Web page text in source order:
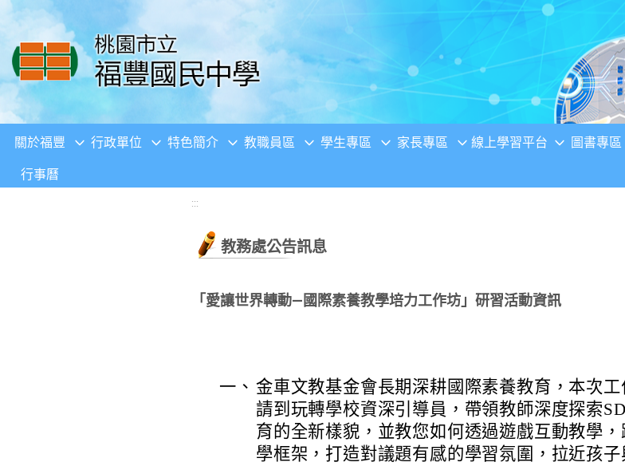
移至網頁之主要內容區位置
關於福豐 行政單位 特色簡介 教職員區 學生專區 家長專區 線上學習平台 圖書專區
行事曆
:::
教務處公告訊息
「愛讓世界轉動—國際素養教學培力工作坊」研習活動資訊
一、 金車文教基金會長期深耕國際素養教育，本次
請到玩轉學校資深引導員，帶領教師深度探索
育的全新樣貌，並教您如何透過遊戲互動教學
學框架，打造對議題有感的學習氛圍，拉近孩